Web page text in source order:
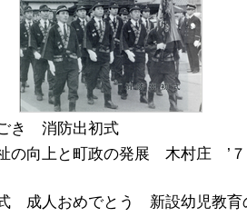
き 消防出初式
の向上と町政の発展 木村庄 ’
成人おめでとう 新設幼児教育